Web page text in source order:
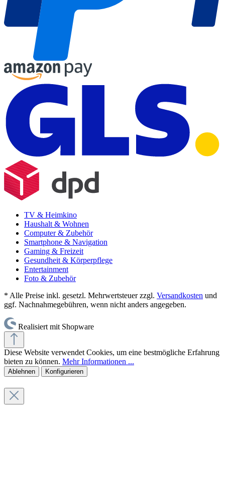
TV & Heimkino
Haushalt & Wohnen
Computer & Zubehör
Smartphone & Navigation
Gaming & Freizeit
Gesundheit & Körperpflege
Entertainment
Foto & Zubehör
* Alle Preise inkl. gesetzl. Mehrwertsteuer zzgl. Versandkosten und
ggf. Nachnahmegebühren, wenn nicht anders angegeben.
Realisiert mit Shopware
Diese Website verwendet Cookies, um eine bestmögliche Erfahrung
bieten zu können. Mehr Informationen ...
Ablehnen Konfigurieren